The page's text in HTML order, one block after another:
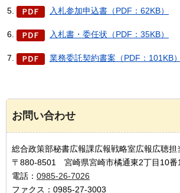
入札参加申込書（PDF：62KB）
入札書・委任状（PDF：35KB）
業務委託契約書案（PDF：101KB）
お問い合わせ
総合政策部秘書広報課広報戦略室広報広聴担
〒880-8501 宮崎県宮崎市橘通東2丁目10番
電話： 0985-26-7026
ファクス：0985-27-3003